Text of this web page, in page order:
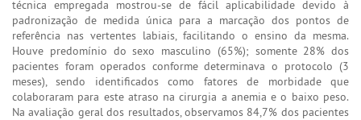
técnica empregada mostrou-se de fácil aplicabilidade devido à
padronização de medida única para a marcação dos pontos de
referência nas vertentes labiais, facilitando o ensino da mesma.
Houve predomínio do sexo masculino (65%); somente 28% dos
pacientes foram operados conforme determinava o protocolo (3
meses), sendo identificados como fatores de morbidade que
colaboraram para este atraso na cirurgia a anemia e o baixo peso.
Na avaliação geral dos resultados, observamos 84,7% dos pacientes